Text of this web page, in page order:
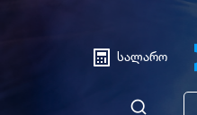
სალარო